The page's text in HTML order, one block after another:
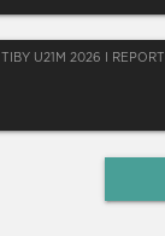
TIBY U21M 2026 I